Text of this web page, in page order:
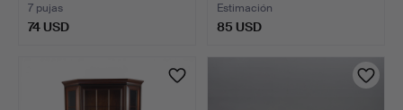
7 pujas
74 USD
Estimación
85 USD